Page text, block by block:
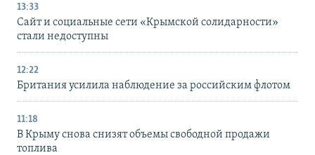
13:33
Сайт и социальные сети «Крымской солидарности»
стали недоступны
12:22
Британия усилила наблюдение за российским флотом
11:18
В Крыму снова снизят объемы свободной продажи
топлива